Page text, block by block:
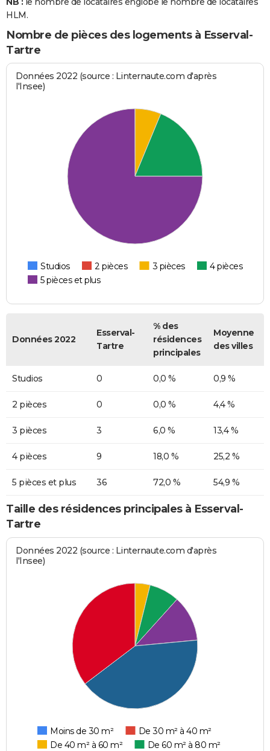
HLM.
Nombre de pièces des logements à Esserval-
Tartre
Données 2022 (source : Linternaute.com d'après
l'Insee)
Studios 2 pièces 3 pièces
4 pièces
5 pièces et plus
Données 2022
Esserval-
Tartre
% des
résidences
principales
Moyenne
des villes
Studios 0 0,0 % 0,9 %
2 pièces 0 0,0 % 4,4 %
3 pièces 3 6,0 % 13,4 %
4 pièces 9 18,0 % 25,2 %
5 pièces et plus 36 72,0 % 54,9 %
Taille des résidences principales à Esserval-
Tartre
Données 2022 (source : Linternaute.com d'après
l'Insee)
Moins de 30 m²
De 30 m² à 40 m²
De 40 m² à 60 m²
De 60 m² à 80 m²